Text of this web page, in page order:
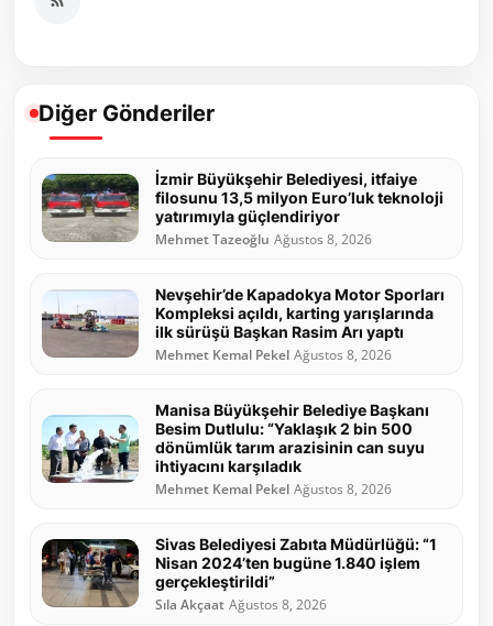
Diğer Gönderiler
İzmir Büyükşehir Belediyesi, itfaiye
filosunu 13,5 milyon Euro’luk teknoloji
yatırımıyla güçlendiriyor
Mehmet Tazeoğlu Ağustos 8, 2026
Nevşehir’de Kapadokya Motor Sporları
Kompleksi açıldı, karting yarışlarında
ilk sürüşü Başkan Rasim Arı yaptı
Mehmet Kemal Pekel Ağustos 8, 2026
Manisa Büyükşehir Belediye Başkanı
Besim Dutlulu: “Yaklaşık 2 bin 500
dönümlük tarım arazisinin can suyu
ihtiyacını karşıladık
Mehmet Kemal Pekel Ağustos 8, 2026
Sivas Belediyesi Zabıta Müdürlüğü: “1
Nisan 2024’ten bugüne 1.840 işlem
gerçekleştirildi”
Sıla Akçaat Ağustos 8, 2026